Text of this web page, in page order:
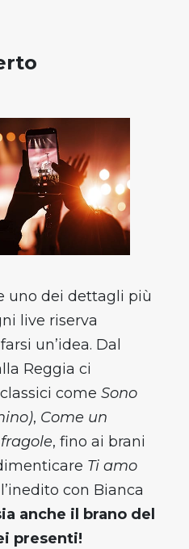
uno dei dettagli più
live riserva
un’idea. Dal
Reggia ci
come Sono
, Come un
, fino ai brani
Ti amo
l’inedito con Bianca
anche il brano del
presenti!